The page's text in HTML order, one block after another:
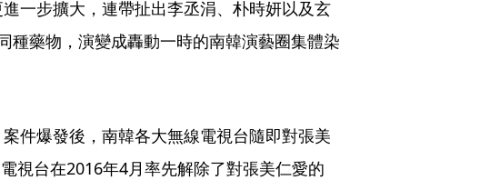
一步擴大，連帶扯出李丞涓、朴時妍以及玄
種藥物，演變成轟動一時的南韓演藝圈集體染
件爆發後，南韓各大無線電視台隨即對張美
視台在2016年4月率先解除了對張美仁愛的